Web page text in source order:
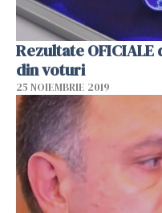
Rezultate
din voturi
25 NOIEMBRIE 2019